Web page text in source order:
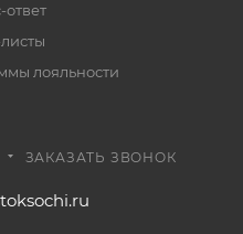
лояльности
ЗАКАЗАТЬ ЗВОНОК